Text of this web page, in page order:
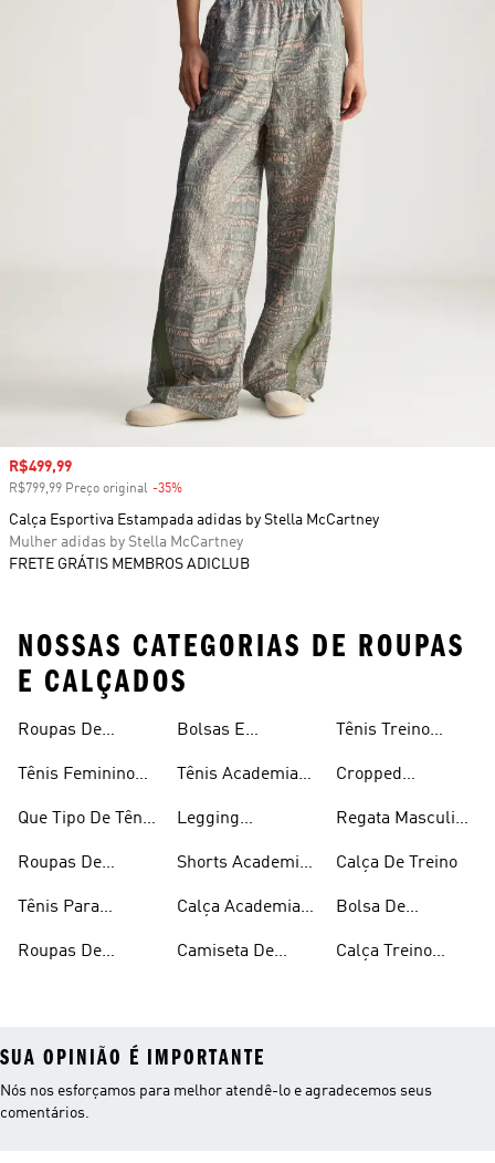
Preço com desconto
R$499,99
R$799,99 Preço original -35%
Calça Esportiva Estampada adidas by Stella McCartney
Mulher adidas by Stella McCartney
FRETE GRÁTIS MEMBROS ADICLUB
NOSSAS CATEGORIAS DE ROUPAS
E CALÇADOS
Roupas De
Treino
Tênis Feminino
Que Tipo De Tênis
Academia
Roupas De
Feminina
Tênis Para
Treino
Roupas De
Masculina
Bolsas E
Academia
Tênis Academia
Legging
Shorts Academia
Calça Academia
Camiseta De
Tênis Treino
Cropped
Regata Masculina
Calça De Treino
Bolsa De
Masculina
Calça Treino
SUA OPINIÃO É IMPORTANTE
Nós nos esforçamos para melhor atendê-lo e agradecemos seus
comentários.